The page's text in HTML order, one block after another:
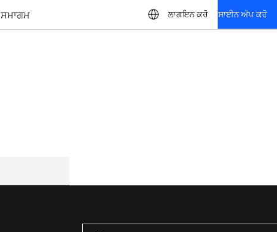
ਸਮਾਗਮ ਲਾਗਇਨ ਕਰੋ ਸਾਈਨ ਅੱਪ ਕਰੋ